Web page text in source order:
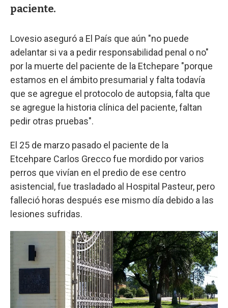
paciente.
Lovesio aseguró a El País que aún "no puede
adelantar si va a pedir responsabilidad penal o no"
por la muerte del paciente de la Etchepare "porque
estamos en el ámbito presumarial y falta todavía
que se agregue el protocolo de autopsia, falta que
se agregue la historia clínica del paciente, faltan
pedir otras pruebas".
El 25 de marzo pasado el paciente de la
Etcehpare Carlos Grecco fue mordido por varios
perros que vivían en el predio de ese centro
asistencial, fue trasladado al Hospital Pasteur, pero
falleció horas después ese mismo día debido a las
lesiones sufridas.